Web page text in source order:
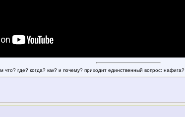
что? где? когда? как? и почему? приходит единственный вопрос: нафига?